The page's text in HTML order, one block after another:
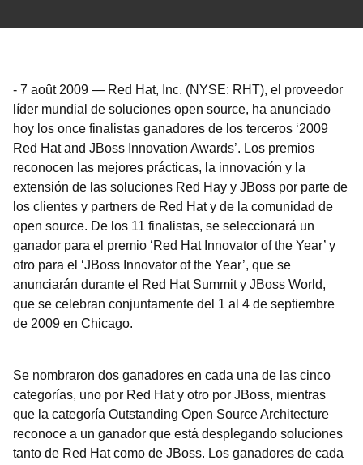
- 7 août 2009 — Red Hat, Inc. (NYSE: RHT), el proveedor
líder mundial de soluciones open source, ha anunciado
hoy los once finalistas ganadores de los terceros ‘2009
Red Hat and JBoss Innovation Awards’. Los premios
reconocen las mejores prácticas, la innovación y la
extensión de las soluciones Red Hay y JBoss por parte de
los clientes y partners de Red Hat y de la comunidad de
open source. De los 11 finalistas, se seleccionará un
ganador para el premio ‘Red Hat Innovator of the Year’ y
otro para el ‘JBoss Innovator of the Year’, que se
anunciarán durante el Red Hat Summit y JBoss World,
que se celebran conjuntamente del 1 al 4 de septiembre
de 2009 en Chicago.
Se nombraron dos ganadores en cada una de las cinco
categorías, uno por Red Hat y otro por JBoss, mientras
que la categoría Outstanding Open Source Architecture
reconoce a un ganador que está desplegando soluciones
tanto de Red Hat como de JBoss. Los ganadores de cada